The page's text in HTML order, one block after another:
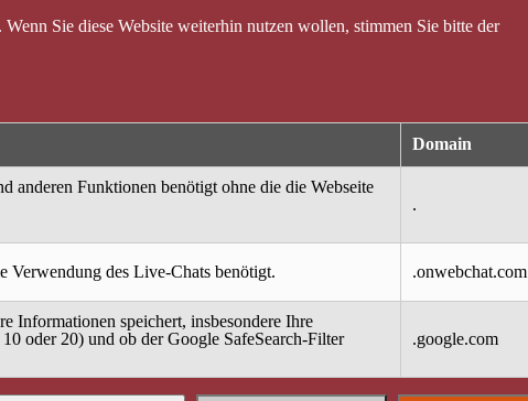
Sie diese Website weiterhin nutzen wollen, stimmen Sie bitte der
Domain
anderen Funktionen benötigt ohne die die Webseite
.
Verwendung des Live-Chats benötigt. .onwebchat.com
Informationen speichert, insbesondere Ihre
oder 20) und ob der Google SafeSearch-Filter
.google.com